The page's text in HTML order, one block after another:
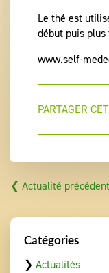
Le thé est
début puis
www.self-
PARTAGER
❮ Actualité
Catégories
❯ Actualités